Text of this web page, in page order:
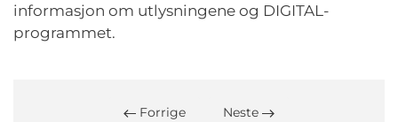
informasjon om utlysningene og DIGITAL-
programmet.
Forrige Neste